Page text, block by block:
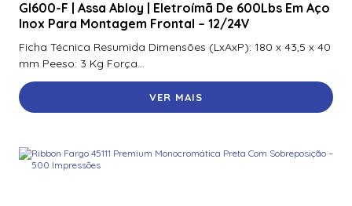
Gl600-F | Assa Abloy | Eletroímã De 600Lbs Em Aço
Inox Para Montagem Frontal – 12/24V
Ficha Técnica Resumida Dimensões (LxAxP): 180 x 43,5 x 40
mm Peeso: 3 Kg Força...
VER MAIS